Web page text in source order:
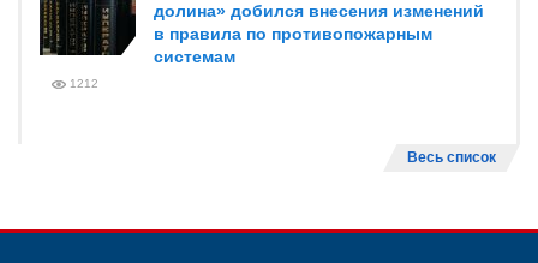
долина» добился внесения изменений
в правила по противопожарным
системам
1212
Весь список